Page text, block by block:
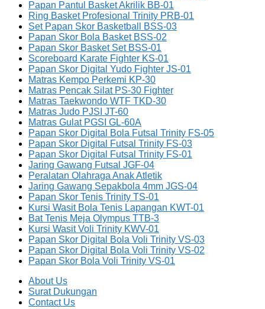
Papan Pantul Basket Akrilik BB-01
Ring Basket Profesional Trinity PRB-01
Set Papan Skor Basketball BSS-03
Papan Skor Bola Basket BSS-02
Papan Skor Basket Set BSS-01
Scoreboard Karate Fighter KS-01
Papan Skor Digital Yudo Fighter JS-01
Matras Kempo Perkemi KP-30
Matras Pencak Silat PS-30 Fighter
Matras Taekwondo WTF TKD-30
Matras Judo PJSI JT-60
Matras Gulat PGSI GL-60A
Papan Skor Digital Bola Futsal Trinity FS-05
Papan Skor Digital Futsal Trinity FS-03
Papan Skor Digital Futsal Trinity FS-01
Jaring Gawang Futsal JGF-04
Peralatan Olahraga Anak Atletik
Jaring Gawang Sepakbola 4mm JGS-04
Papan Skor Tenis Trinity TS-01
Kursi Wasit Bola Tenis Lapangan KWT-01
Bat Tenis Meja Olympus TTB-3
Kursi Wasit Voli Trinity KWV-01
Papan Skor Digital Bola Voli Trinity VS-03
Papan Skor Digital Bola Voli Trinity VS-02
Papan Skor Bola Voli Trinity VS-01
About Us
Surat Dukungan
Contact Us